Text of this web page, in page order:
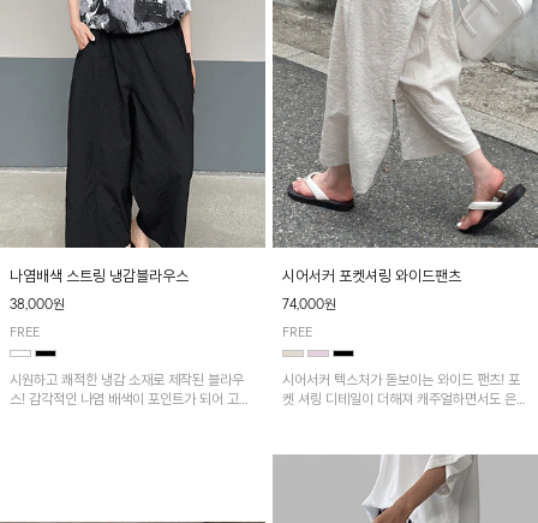
나염배색 스트링 냉감블라우스
38,000원
FREE
시원하고 쾌적한 냉감 소재로 제작된 블라우
스! 감각적인 나염 배색이 포인트가 되어 고급
시어서커 포켓셔링 와이드팬츠
74,000원
FREE
시어서커 텍스처가 돋보이는 와이드 팬츠! 포
켓 셔링 디테일이 더해져 캐주얼하면서도 은은
다. 가볍고 쾌적한 착용감으로 여름철 데일리
아이템으로 활용하기 좋아요~